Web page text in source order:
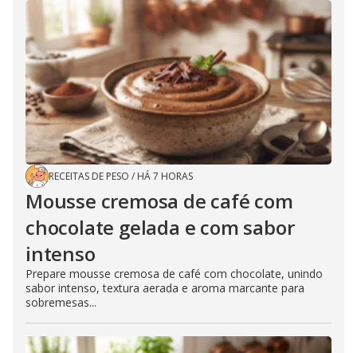
RECEITAS DE PESO / HÁ 7 HORAS
Mousse cremosa de café com
chocolate gelada e com sabor
intenso
Prepare mousse cremosa de café com chocolate, unindo
sabor intenso, textura aerada e aroma marcante para
sobremesas...